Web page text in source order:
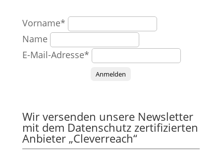
Vorname*
Name
E-Mail-Adresse*
Anmelden
Wir versenden unsere Newsletter
mit dem Datenschutz zertifizierten
Anbieter „Cleverreach“